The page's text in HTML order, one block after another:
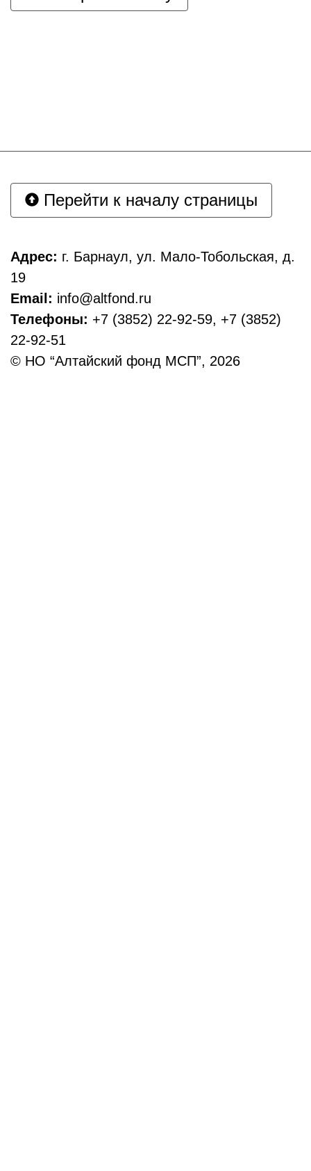
Перейти к началу страницы
Адрес: г. Барнаул, ул. Мало-Тобольская, д.
19
Email: info@altfond.ru
Телефоны: +7 (3852) 22-92-59, +7 (3852)
22-92-51
© НО “Алтайский фонд МСП”, 2026